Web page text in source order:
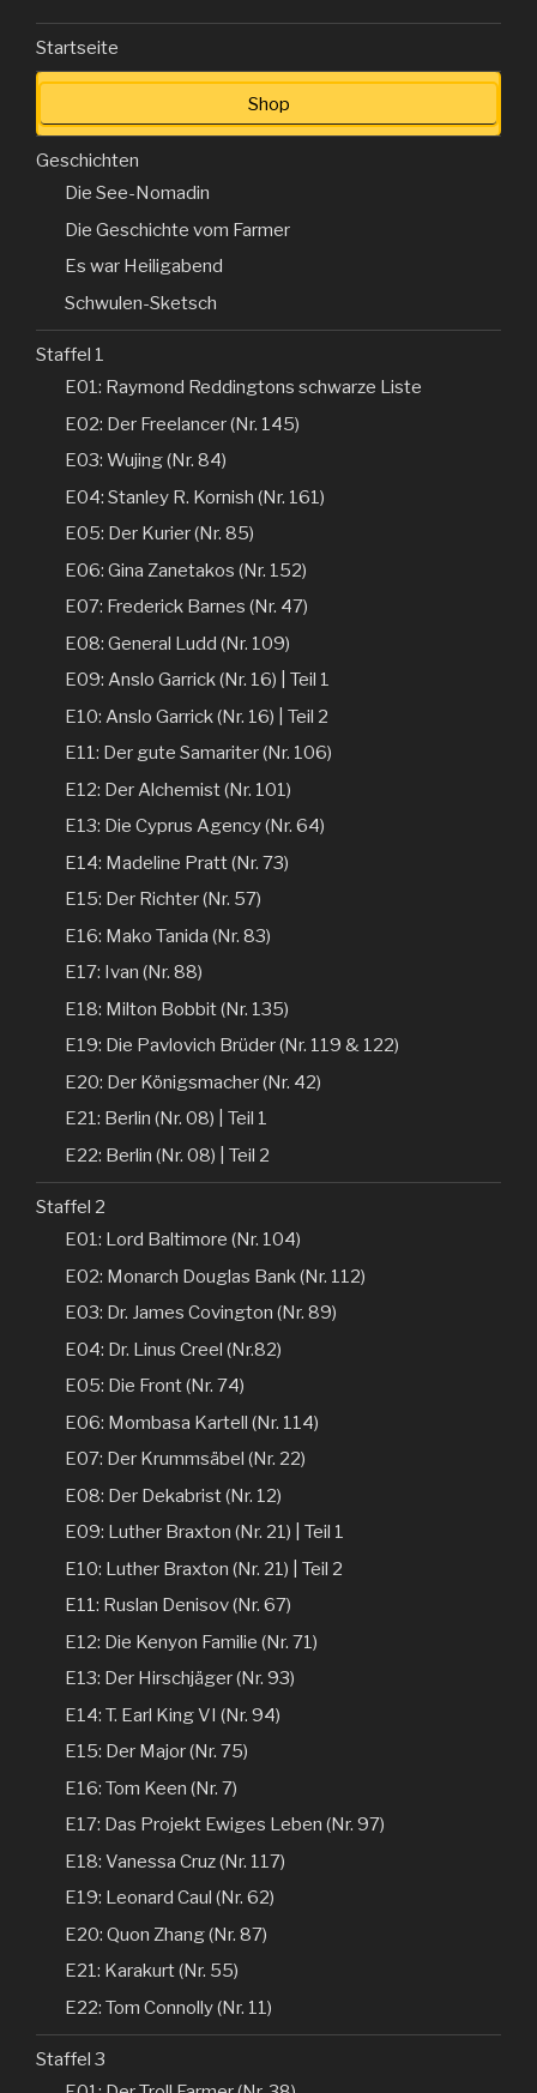
Startseite
Shop
Geschichten
Die See-Nomadin
Die Geschichte vom Farmer
Es war Heiligabend
Schwulen-Sketsch
Staffel 1
E01: Raymond Reddingtons schwarze Liste
E02: Der Freelancer (Nr. 145)
E03: Wujing (Nr. 84)
E04: Stanley R. Kornish (Nr. 161)
E05: Der Kurier (Nr. 85)
E06: Gina Zanetakos (Nr. 152)
E07: Frederick Barnes (Nr. 47)
E08: General Ludd (Nr. 109)
E09: Anslo Garrick (Nr. 16) | Teil 1
E10: Anslo Garrick (Nr. 16) | Teil 2
E11: Der gute Samariter (Nr. 106)
E12: Der Alchemist (Nr. 101)
E13: Die Cyprus Agency (Nr. 64)
E14: Madeline Pratt (Nr. 73)
E15: Der Richter (Nr. 57)
E16: Mako Tanida (Nr. 83)
E17: Ivan (Nr. 88)
E18: Milton Bobbit (Nr. 135)
E19: Die Pavlovich Brüder (Nr. 119 & 122)
E20: Der Königsmacher (Nr. 42)
E21: Berlin (Nr. 08) | Teil 1
E22: Berlin (Nr. 08) | Teil 2
Staffel 2
E01: Lord Baltimore (Nr. 104)
E02: Monarch Douglas Bank (Nr. 112)
E03: Dr. James Covington (Nr. 89)
E04: Dr. Linus Creel (Nr.82)
E05: Die Front (Nr. 74)
E06: Mombasa Kartell (Nr. 114)
E07: Der Krummsäbel (Nr. 22)
E08: Der Dekabrist (Nr. 12)
E09: Luther Braxton (Nr. 21) | Teil 1
E10: Luther Braxton (Nr. 21) | Teil 2
E11: Ruslan Denisov (Nr. 67)
E12: Die Kenyon Familie (Nr. 71)
E13: Der Hirschjäger (Nr. 93)
E14: T. Earl King VI (Nr. 94)
E15: Der Major (Nr. 75)
E16: Tom Keen (Nr. 7)
E17: Das Projekt Ewiges Leben (Nr. 97)
E18: Vanessa Cruz (Nr. 117)
E19: Leonard Caul (Nr. 62)
E20: Quon Zhang (Nr. 87)
E21: Karakurt (Nr. 55)
E22: Tom Connolly (Nr. 11)
Staffel 3